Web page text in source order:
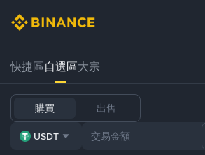
快捷區自選區大宗
購買 出售
USDT